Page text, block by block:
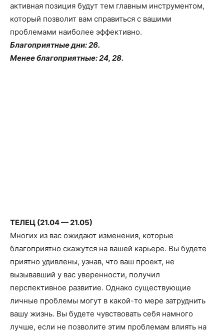
активная позиция будут тем главным инструментом,
который позволит вам справиться с вашими
проблемами наиболее эффективно.
Благоприятные дни: 26.
Менее благоприятные: 24, 28.
ТЕЛЕЦ (21.04 — 21.05)
Многих из вас ожидают изменения, которые
благоприятно скажутся на вашей карьере. Вы будете
приятно удивлены, узнав, что ваш проект, не
вызывавший у вас уверенности, получил
перспективное развитие. Однако существующие
личные проблемы могут в какой-то мере затруднить
вашу жизнь. Вы будете чувствовать себя намного
лучше, если не позволите этим проблемам влиять на